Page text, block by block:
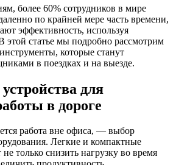
более 60% сотрудников в мире
по крайней мере часть времени,
эффективность, используя
статье мы подробно рассмотрим
которые станут
в поездках и на выезде.
для
в дороге
работа вне офиса, — выбор
Легкие и компактные
только снизить нагрузку во время